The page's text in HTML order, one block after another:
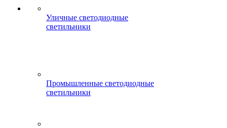
Уличные светодиодные
светильники
Промышленные светодиодные
светильники